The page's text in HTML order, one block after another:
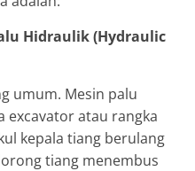
Hidraulik (Hydraulic
umum. Mesin palu
excavator atau rangka
kepala tiang berulang
tiang menembus